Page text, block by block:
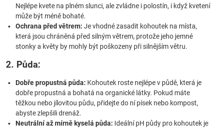
Nejlépe kvete na plném slunci, ale zvládne i polostín, i když kvetení
může být méně bohaté.
Ochrana před větrem: Je vhodné zasadit kohoutek na místa,
která jsou chráněná před silným větrem, protože jeho jemné
stonky a květy by mohly být poškozeny při silnějším větru.
2. Půda:
Dobře propustná půda: Kohoutek roste nejlépe v půdě, která je
dobře propustná a bohatá na organické látky. Pokud máte
těžkou nebo jílovitou půdu, přidejte do ní písek nebo kompost,
abyste zlepšili drenáž.
Neutrální až mírně kyselá půda: Ideální pH půdy pro kohoutek je